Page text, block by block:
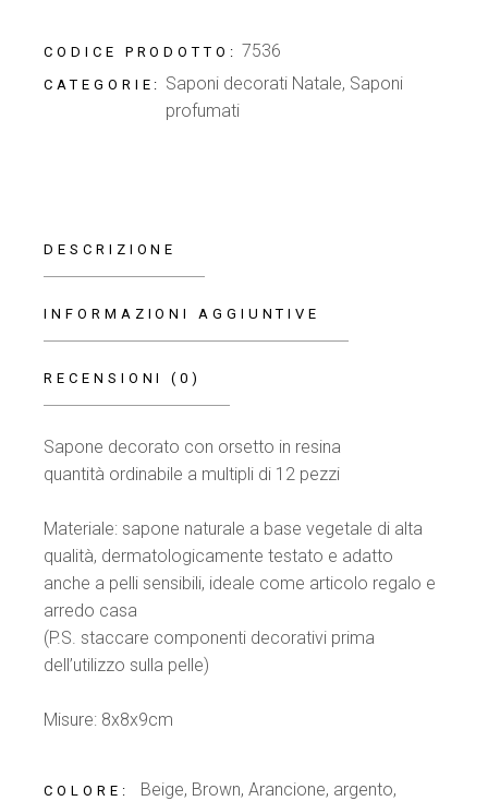
CODICE PRODOTTO: 7536
CATEGORIE: Saponi decorati Natale, Saponi
profumati
DESCRIZIONE
INFORMAZIONI AGGIUNTIVE
RECENSIONI (0)
Sapone decorato con orsetto in resina
quantità ordinabile a multipli di 12 pezzi
Materiale: sapone naturale a base vegetale di alta
qualità, dermatologicamente testato e adatto
anche a pelli sensibili, ideale come articolo regalo e
arredo casa
(P.S. staccare componenti decorativi prima
dell’utilizzo sulla pelle)
Misure: 8x8x9cm
COLORE
Beige, Brown, Arancione, argento,